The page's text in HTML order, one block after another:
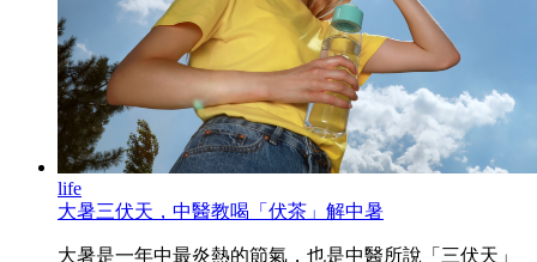
life
大暑三伏天，中醫教喝「伏茶」解中暑
大暑是一年中最炎熱的節氣，也是中醫所說「三伏天」